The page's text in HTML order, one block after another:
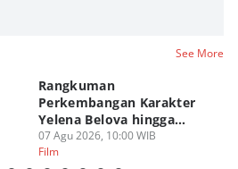
See More
Rangkuman
Perkembangan Karakter
Yelena Belova hingga
Spider-Man BND
07 Agu 2026, 10:00 WIB
Film